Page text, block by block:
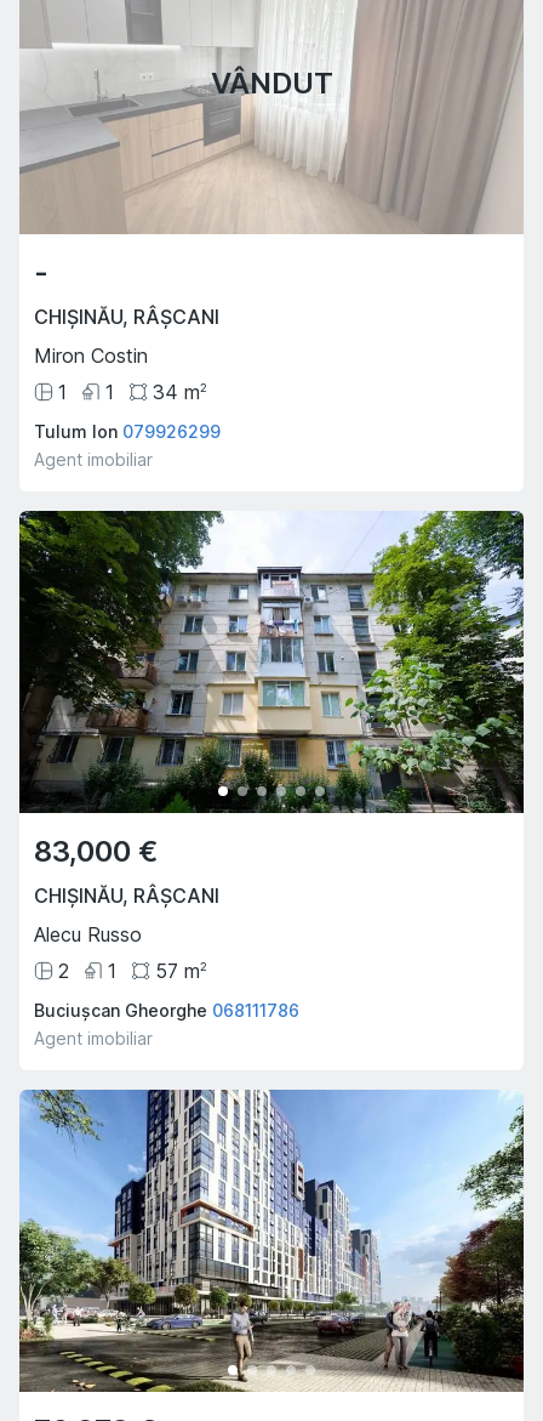
VÂNDUT
-
CHIȘINĂU, RÂȘCANI
Miron Costin
1
1 34 m2
Tulum Ion 079926299
Agent imobiliar
83,000 €
CHIȘINĂU, RÂȘCANI
Alecu Russo
2
1 57 m2
Buciușcan Gheorghe 068111786
Agent imobiliar